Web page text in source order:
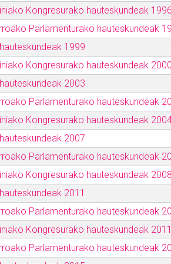
Kongresurako hauteskundeak 1996
Parlamenturako hauteskundeak
1999
Kongresurako hauteskundeak 2000
2003
Parlamenturako hauteskundeak
Kongresurako hauteskundeak
2007
Parlamenturako hauteskundeak
Kongresurako hauteskundeak 2008
2011
Parlamenturako hauteskundeak
Kongresurako hauteskundeak 2011
Parlamenturako hauteskundeak